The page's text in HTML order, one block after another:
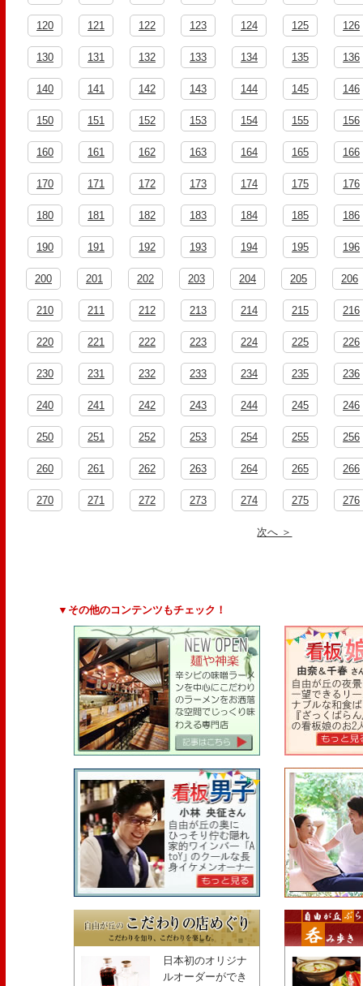
120 121 122 123 124 125 126
130 131 132 133 134 135 136
140 141 142 143 144 145 146
150 151 152 153 154 155 156
160 161 162 163 164 165 166
170 171 172 173 174 175 176
180 181 182 183 184 185 186
190 191 192 193 194 195 196
200 201 202 203 204 205 206
210 211 212 213 214 215 216
220 221 222 223 224 225 226
230 231 232 233 234 235 236
240 241 242 243 244 245 246
250 251 252 253 254 255 256
260 261 262 263 264 265 266
270 271 272 273 274 275 276
次へ ＞
▼その他のコンテンツもチェック！
日本初のオリジナ
ルオーダーができ